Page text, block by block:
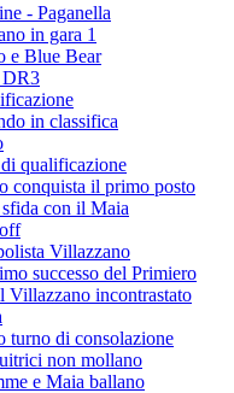
- Paganella
in gara 1
e Blue Bear
DR3
in classifica
qualificazione
conquista il primo posto
con il Maia
Villazzano
successo del Primiero
Villazzano incontrastato
turno di consolazione
non mollano
e Maia ballano